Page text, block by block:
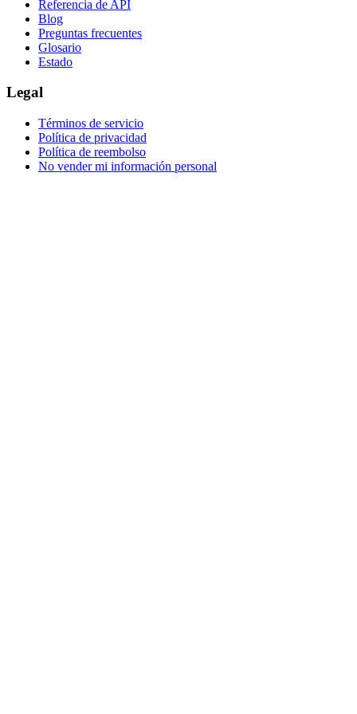
Referencia de API
Blog
Preguntas frecuentes
Glosario
Estado
Legal
Términos de servicio
Política de privacidad
Política de reembolso
No vender mi información personal